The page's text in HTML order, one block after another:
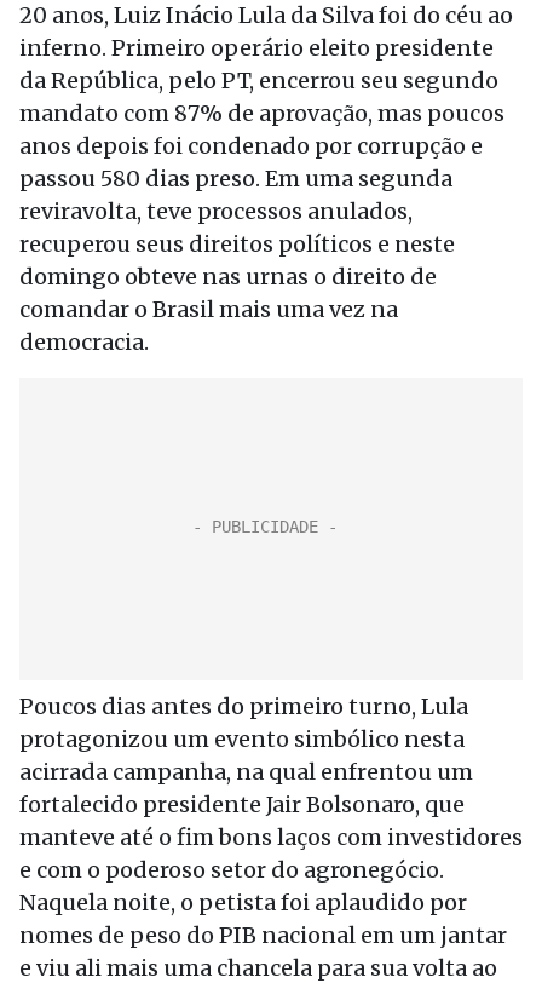
20 anos, Luiz Inácio Lula da Silva foi do céu ao
inferno. Primeiro operário eleito presidente
da República, pelo PT, encerrou seu segundo
mandato com 87% de aprovação, mas poucos
anos depois foi condenado por corrupção e
passou 580 dias preso. Em uma segunda
reviravolta, teve processos anulados,
recuperou seus direitos políticos e neste
domingo obteve nas urnas o direito de
comandar o Brasil mais uma vez na
democracia.
Poucos dias antes do primeiro turno, Lula
protagonizou um evento simbólico nesta
acirrada campanha, na qual enfrentou um
fortalecido presidente Jair Bolsonaro, que
manteve até o fim bons laços com investidores
e com o poderoso setor do agronegócio.
Naquela noite, o petista foi aplaudido por
nomes de peso do PIB nacional em um jantar
e viu ali mais uma chancela para sua volta ao